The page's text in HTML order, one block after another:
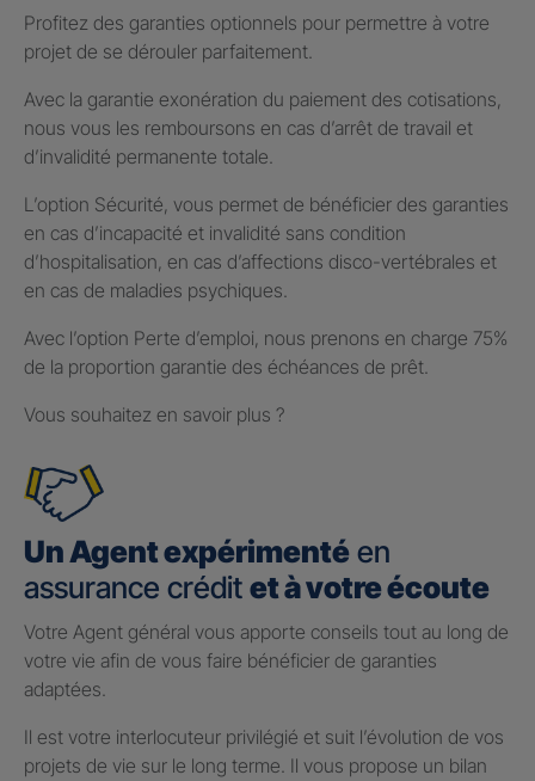
Profitez des garanties optionnels pour permettre à votre
projet de se dérouler parfaitement.
Avec la garantie exonération du paiement des cotisations,
nous vous les remboursons en cas d’arrêt de travail et
d’invalidité permanente totale.
L’option Sécurité, vous permet de bénéficier des garanties
en cas d’incapacité et invalidité sans condition
d’hospitalisation, en cas d’affections disco-vertébrales et
en cas de maladies psychiques.
Avec l’option Perte d’emploi, nous prenons en charge 75%
de la proportion garantie des échéances de prêt.
Vous souhaitez en savoir plus ?
Un Agent expérimenté en
assurance crédit et à votre écoute
Votre Agent général vous apporte conseils tout au long de
votre vie afin de vous faire bénéficier de garanties
adaptées.
Il est votre interlocuteur privilégié et suit l’évolution de vos
projets de vie sur le long terme. Il vous propose un bilan